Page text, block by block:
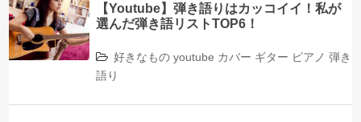
【Youtube】弾き語りはカッコイイ！私が
選んだ弾き語リストTOP6！
好きなもの youtube カバー ギター ピアノ 弾き
語り